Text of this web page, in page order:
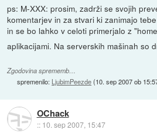
ps: M-XXX: prosim, zadrži se svojih
komentarjev in za stvari ki zanimajo
in se bo lahko v celoti primerjalo z
aplikacijami. Na serverskih mašinah so
Zgodovina sprememb…
spremenilo: LjubimPeezde(10. sep 2007 ob
OChack
:: 10. sep 2007, 15:47